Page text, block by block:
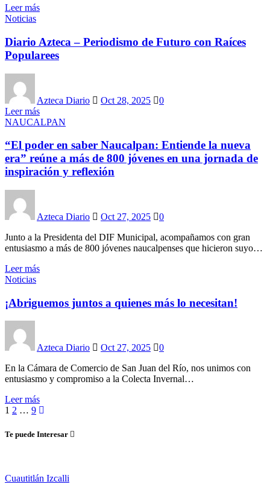
Leer más
Noticias
Diario Azteca – Periodismo de Futuro con Raíces
Popularees
Azteca Diario Oct 28, 2025
0
Leer más
NAUCALPAN
“El poder en saber Naucalpan: Entiende la nueva
era” reúne a más de 800 jóvenes en una jornada de
inspiración y reflexión
Azteca Diario Oct 27, 2025
0
Junto a la Presidenta del DIF Municipal, acompañamos con gran
entusiasmo a más de 800 jóvenes naucalpenses que hicieron suyo…
Leer más
Noticias
¡Abriguemos juntos a quienes más lo necesitan!
Azteca Diario Oct 27, 2025
0
En la Cámara de Comercio de San Juan del Río, nos unimos con
entusiasmo y compromiso a la Colecta Invernal…
Leer más
Paginación
de
1 2 … 9
Te puede Interesar
Cuautitlán Izcalli